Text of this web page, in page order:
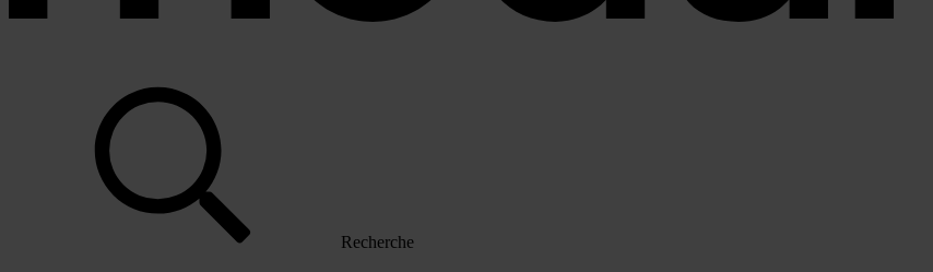
Recherche